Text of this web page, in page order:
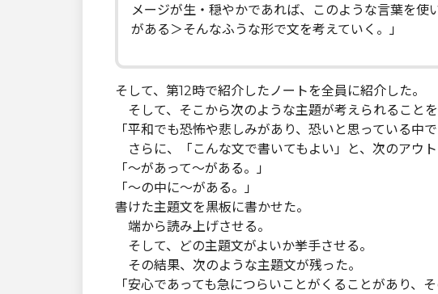
メージが生・穏やかであれば、このような言葉を
がある＞そんなふうな形で文を考えていく。」
そして、第12時で紹介したノートを全員に紹介した。
そして、そこから次のような主題が考えられることを
「平和でも恐怖や悲しみがあり、恐いと思っている中
さらに、「こんな文で書いてもよい」と、次のアウト
「～があって～がある。」
「～の中に～がある。」
書けた主題文を黒板に書かせた。
端から読み上げさせる。
そして、どの主題文がよいか挙手させる。
その結果、次のような主題文が残った。
「安心であっても急につらいことがくることがあり、